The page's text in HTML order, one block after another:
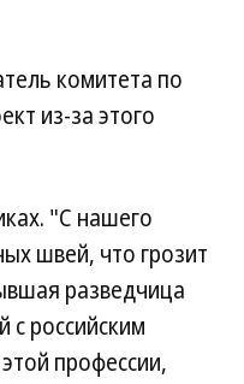
комитета по
из-за этого
"С нашего
швей, что грозит
разведчица
российским
профессии,